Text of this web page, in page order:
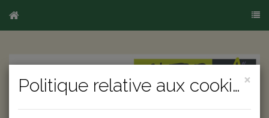
×
Politique relative aux cookies